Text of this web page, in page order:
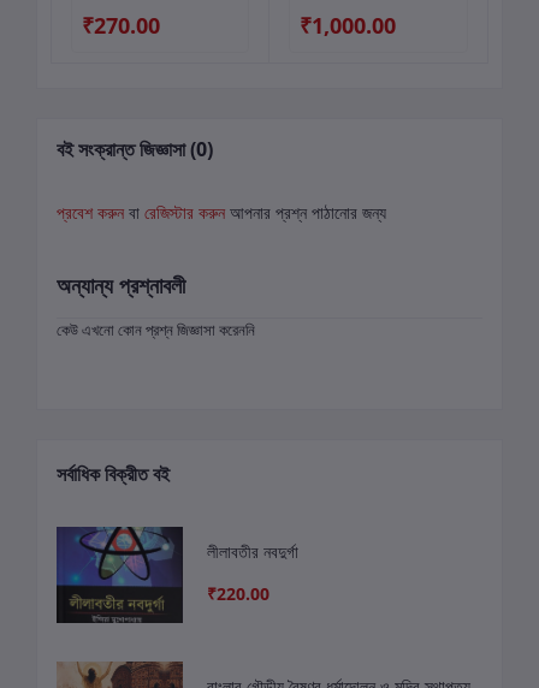
₹270.00 ₹1,000.00
বই সংক্রান্ত জিজ্ঞাসা (0)
প্রবেশ করুন বা রেজিস্টার করুন আপনার প্রশ্ন পাঠানোর জন্য
অন্যান্য প্রশ্নাবলী
কেউ এখনো কোন প্রশ্ন জিজ্ঞাসা করেননি
সর্বাধিক বিক্রীত বই
লীলাবতীর নবদুর্গা
₹220.00